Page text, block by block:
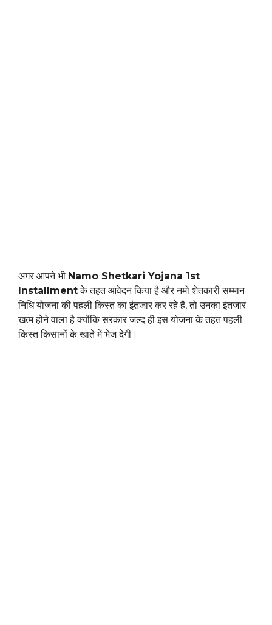
अगर आपने भी Namo Shetkari Yojana 1st
Installmentके तहत आवेदन किया है और नमो शेतकारी सम्मान
निधि योजना की पहली किस्त का इंतजार कर रहे हैं, तो उनका इंतजार
खत्म होने वाला है क्योंकि सरकार जल्द ही इस योजना के तहत पहली
किस्त किसानों के खाते में भेज देगी।